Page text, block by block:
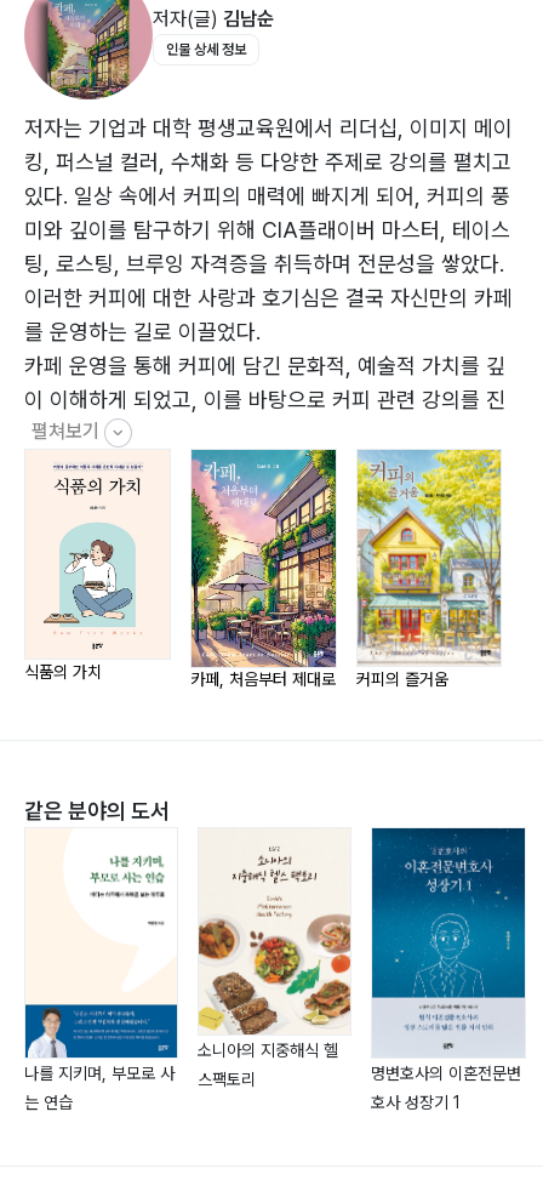
2장. 꿈의 공간을 현실로 만드는 방법
공간을 통해 아이덴티티를 구현하는 법· 042
카페 운영의 핵심 학습법· 044
카페 근무 경험, 현장 경험이 주는 놀라운 가치· 047
교육과 현장에서 배우는 카페 경영· 049
최고의 인재 찾기, 서비스 마인드를 갖춘 직원 선발법·
051
직원을 키워라, 지속적인 트레이닝과 동기 부여 방법·
055
3장. 첫인상을 결정짓는 공간 연출의 비밀
무엇이 카페의 첫인상을 좌우하는가?· 060
디자인의 핵심 포인트· 063
매력 포인트, 인스타 핫플 포토 존· 065
디자인 전문가의 조언, 동선· 068
감각을 사로잡는 음악, 조명, 향기· 070
4장. 팬덤을 만들어라, SNS로 팬덤 형성하기
협력 마케팅과 컬래버레이션· 082
카페와 문화의 접목으로 새로운 경험 제공하기· 087
구독(서브스크립션) 서비스, 새로운 수익 모델· 090
5장. 고객의 마음을 사로잡는 메뉴 구성의 비법
메뉴를 구성할 때 반드시 검토할 사항은?· 094
트렌드를 반영한 핫한 시그니처 메뉴 만들기· 098
1. 콜드브루 라테, 깊고 진한 커피의 매력· 098
2. 베이글 샌드위치, 간편하면서도 든든한 한 끼· 099
저자(글) 김남순
인물 상세 정보
저자는 기업과 대학 평생교육원에서 리더십, 이미지 메이
킹, 퍼스널 컬러, 수채화 등 다양한 주제로 강의를 펼치고
있다. 일상 속에서 커피의 매력에 빠지게 되어, 커피의 풍
미와 깊이를 탐구하기 위해 CIA플래이버 마스터, 테이스
팅, 로스팅, 브루잉 자격증을 취득하며 전문성을 쌓았다.
이러한 커피에 대한 사랑과 호기심은 결국 자신만의 카페
를 운영하는 길로 이끌었다.
카페 운영을 통해 커피에 담긴 문화적, 예술적 가치를 깊
이 이해하게 되었고, 이를 바탕으로 커피 관련 강의를 진
행하며 자신의 경험을 나누고 있다. 카페 운영에서 겪었던
시행착오를 성공으로 이끄는 과정을 이번 책 『카페, 처음
부터 제대로』에 담았다.
현재 (사)한국관광교육진흥원 상임이사로 단국대학교 일
반대학원에서 서비스 경영 박사 과정을 밟고 있으며, 다양
한 강의 경험을 바탕으로 컨설팅 협회를 준비하고 있다.
저서로는 『커피의 즐거움』이 있고, 『맛의 디자인』을 집필
하고 있다.
펼쳐보기
식품의 가치 카페, 처음부터 제대로 커피의 즐거움
같은 분야의 도서
나를 지키며, 부모로 사
는 연습
소니아의 지중해식 헬
스팩토리
명변호사의 이혼전문변
호사 성장기 1